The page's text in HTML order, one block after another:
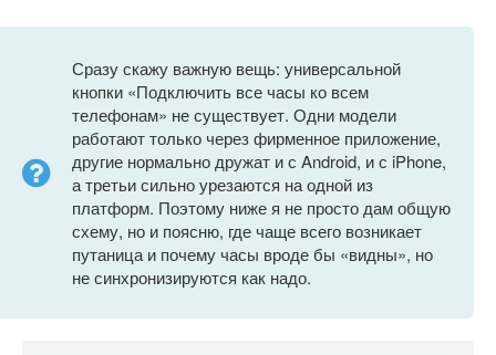
Сразу скажу важную вещь: универсальной
кнопки «Подключить все часы ко всем
телефонам» не существует. Одни модели
работают только через фирменное приложение,
другие нормально дружат и с Android, и с iPhone,
а третьи сильно урезаются на одной из
платформ. Поэтому ниже я не просто дам общую
схему, но и поясню, где чаще всего возникает
путаница и почему часы вроде бы «видны», но
не синхронизируются как надо.